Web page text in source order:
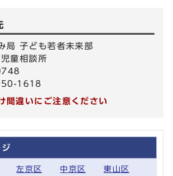
局 子ども若者未来部
童相談所
1618
間違いにご注意ください
左京区 中京区 東山区